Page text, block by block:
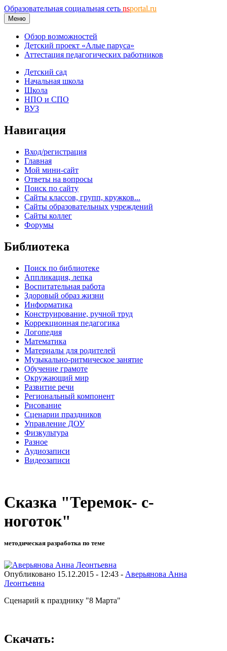
Образовательная социальная сеть nsportal.ru
Меню
Обзор возможностей
Детский проект «Алые паруса»
Аттестация педагогических работников
Детский сад
Начальная школа
Школа
НПО и СПО
ВУЗ
Навигация
Вход/регистрация
Главная
Мой мини-сайт
Ответы на вопросы
Поиск по сайту
Сайты классов, групп, кружков...
Сайты образовательных учреждений
Сайты коллег
Форумы
Библиотека
Поиск по библиотеке
Аппликация, лепка
Воспитательная работа
Здоровый образ жизни
Информатика
Конструирование, ручной труд
Коррекционная педагогика
Логопедия
Математика
Материалы для родителей
Музыкально-ритмическое занятие
Обучение грамоте
Окружающий мир
Развитие речи
Региональный компонент
Рисование
Сценарии праздников
Управление ДОУ
Физкультура
Разное
Аудиозаписи
Видеозаписи
Сказка "Теремок- с-
ноготок"
методическая разработка по теме
Опубликовано 15.12.2015 - 12:43 - Аверьянова Анна
Леонтьевна
Сценарий к празднику "8 Марта"
Скачать: